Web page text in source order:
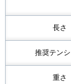
長さ
推奨テン
重さ